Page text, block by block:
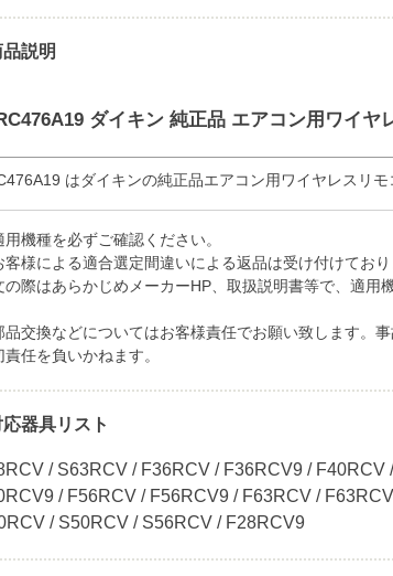
説明
ダイキン 純正品 エアコン用ワイヤ
はダイキンの純正品エアコン用ワイヤレスリモ
機種を必ずご確認ください。
様による適合選定間違いによる返品は受け付けてお
の際はあらかじめメーカーHP、取扱説明書等で、適用
交換などについてはお客様責任でお願い致します。
責任を負いかねます。
器具リスト
/ S63RCV / F36RCV / F36RCV9 / F40RCV
/ F56RCV / F56RCV9 / F63RCV /
/ S50RCV / S56RCV / F28RCV9